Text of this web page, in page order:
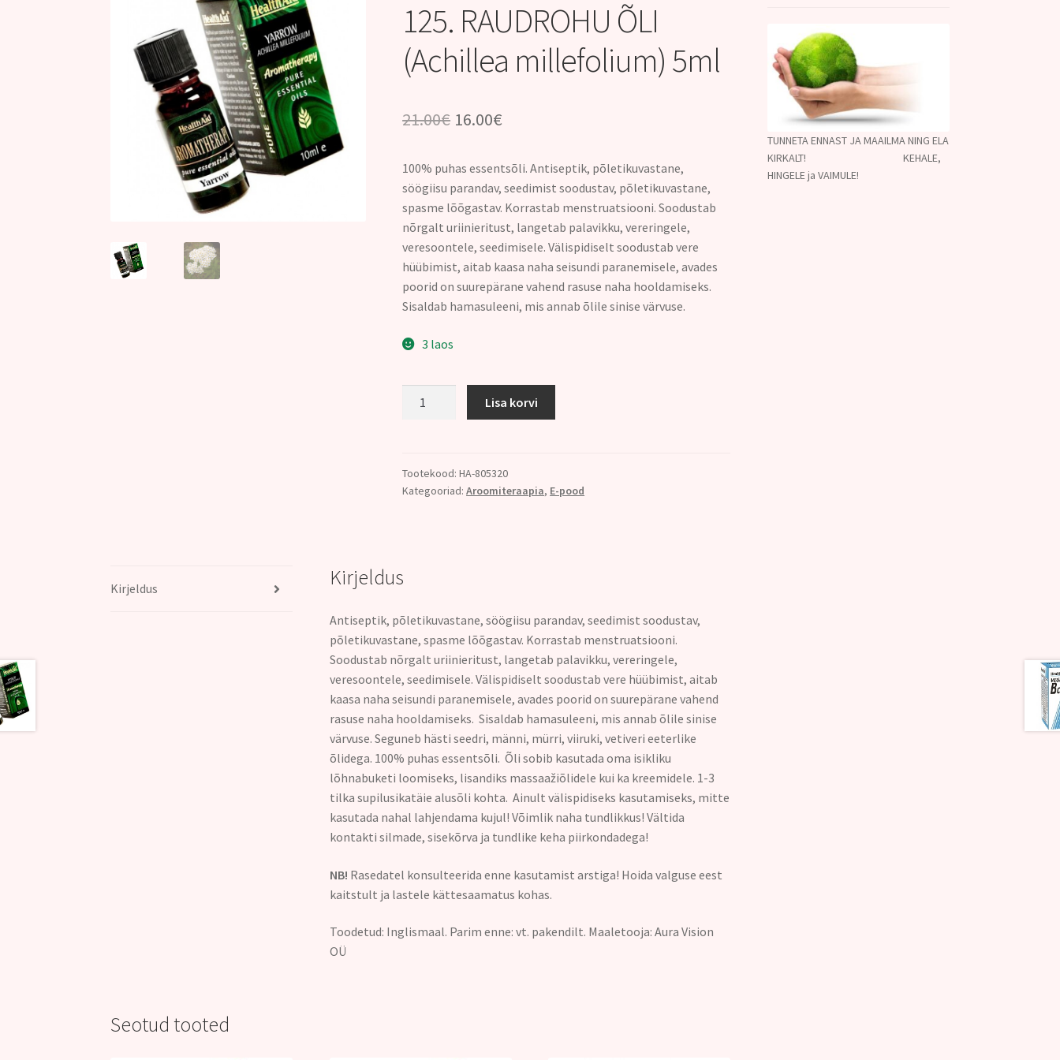
125. RAUDROHU ÕLI
(Achillea millefolium) 5ml
21.00€ Algne
oli:
21.00€.
16.00€
on:
16.00€.
100% puhas essentsõli. Antiseptik, põletikuvastane,
söögiisu parandav, seedimist soodustav, põletikuvastane,
spasme lõõgastav. Korrastab menstruatsiooni. Soodustab
nõrgalt uriinieritust, langetab palavikku, vereringele,
veresoontele, seedimisele. Välispidiselt soodustab vere
hüübimist, aitab kaasa naha seisundi paranemisele, avades
poorid on suurepärane vahend rasuse naha hooldamiseks.
Sisaldab hamasuleeni, mis annab õlile sinise värvuse.
3 laos
millefolium)
5ml
Lisa korvi
Tootekood:HA-805320
Kategooriad:Aroomiteraapia, E-pood
Kirjeldus Kirjeldus
Antiseptik, põletikuvastane, söögiisu parandav, seedimist soodustav,
põletikuvastane, spasme lõõgastav. Korrastab menstruatsiooni.
Soodustab nõrgalt uriinieritust, langetab palavikku, vereringele,
veresoontele, seedimisele. Välispidiselt soodustab vere hüübimist, aitab
kaasa naha seisundi paranemisele, avades poorid on suurepärane vahend
rasuse naha hooldamiseks. Sisaldab hamasuleeni, mis annab õlile sinise
värvuse. Seguneb hästi seedri, männi, mürri, viiruki, vetiveri eeterlike
õlidega. 100% puhas essentsõli. Õli sobib kasutada oma isikliku
lõhnabuketi loomiseks, lisandiks massaažiõlidele kui ka kreemidele. 1-3
tilka supilusikatäie alusõli kohta. Ainult välispidiseks kasutamiseks, mitte
kasutada nahal lahjendama kujul! Võimlik naha tundlikkus! Vältida
kontakti silmade, sisekõrva ja tundlike keha piirkondadega!
NB! Rasedatel konsulteerida enne kasutamist arstiga! Hoida valguse eest
kaitstult ja lastele kättesaamatus kohas.
Toodetud: Inglismaal. Parim enne: vt. pakendilt. Maaletooja: Aura Vision
OÜ
Seotud tooted
TUNNETA ENNAST JA MAAILMA NING ELA
KIRKALT! KEHALE,
HINGELE ja VAIMULE!